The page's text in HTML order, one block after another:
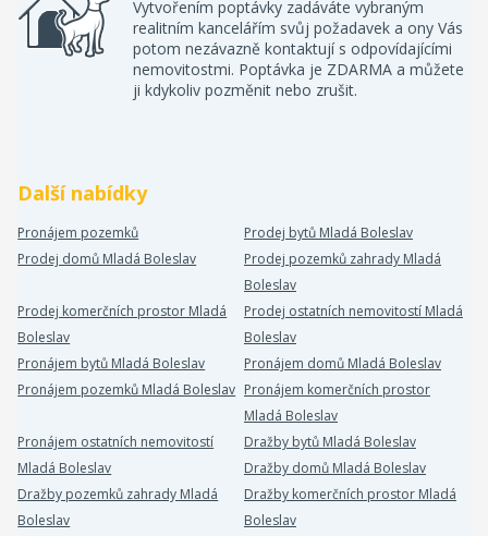
Vytvořením poptávky zadáváte vybraným
realitním kancelářím svůj požadavek a ony Vás
potom nezávazně kontaktují s odpovídajícími
nemovitostmi. Poptávka je ZDARMA a můžete
ji kdykoliv pozměnit nebo zrušit.
Další nabídky
Pronájem pozemků
Prodej bytů Mladá Boleslav
Prodej domů Mladá Boleslav
Prodej pozemků zahrady Mladá
Boleslav
Prodej komerčních prostor Mladá
Boleslav
Prodej ostatních nemovitostí Mladá
Boleslav
Pronájem bytů Mladá Boleslav
Pronájem domů Mladá Boleslav
Pronájem pozemků Mladá Boleslav Pronájem komerčních prostor
Mladá Boleslav
Pronájem ostatních nemovitostí
Mladá Boleslav
Dražby bytů Mladá Boleslav
Dražby domů Mladá Boleslav
Dražby pozemků zahrady Mladá
Boleslav
Dražby komerčních prostor Mladá
Boleslav